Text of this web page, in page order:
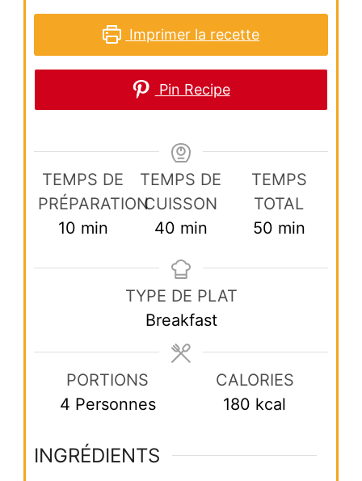
Imprimer la recette
Pin Recipe
TEMPS DE
PRÉPARATION
10minutes
min
TEMPS DE
CUISSON
40minutes
min
TEMPS
TOTAL
50minutes
min
TYPE DE PLAT
Breakfast
PORTIONS
4 Personnes
CALORIES
180 kcal
INGRÉDIENTS